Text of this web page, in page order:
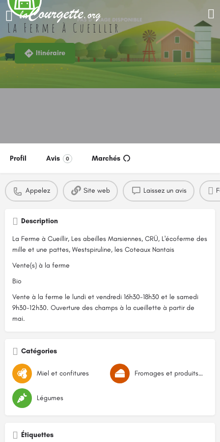
La Ferme à Cueillir
Itinéraire
Profil Avis 0 Marchés
Appelez Site web Laissez un avis
Description
La Ferme à Cueillir, Les abeilles Marsiennes, CRÜ, L'écoferme des
mille et une pattes, Westspiruline, les Coteaux Nantais
Vente(s) à la ferme
Bio
Vente à la ferme le lundi et vendredi 16h30-18h30 et le samedi
9h30-12h30. Ouverture des champs à la cueillette à partir de
mai.
Catégories
Miel et confitures Fromages et produits laitiers
Légumes
Étiquettes